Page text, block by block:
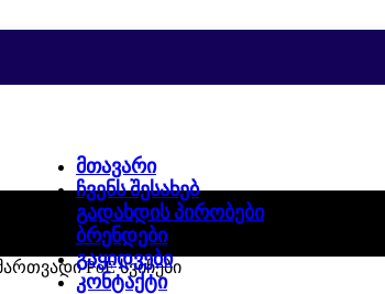
ᲛᲗᲐᲕᲐᲠᲘ
ᲩᲕᲔᲜᲡ ᲨᲔᲡᲐᲮᲔᲑ
ᲒᲐᲓᲐᲮᲓᲘᲡ ᲞᲘᲠᲝᲑᲔᲑᲘ
ᲑᲠᲔᲜᲓᲔᲑᲘ
ᲒᲐᲧᲘᲓᲕᲔᲑᲘ
ᲙᲝᲜᲢᲐᲥᲢᲘ
PoE სვიჩები